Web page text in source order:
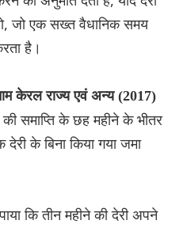
जो एक सख्त वैधानिक समय
है।
केरल राज्य एवं अन्य (2017)
समाप्ति के छह महीने के भीतर
के बिना किया गया जमा
कि तीन महीने की देरी अपने